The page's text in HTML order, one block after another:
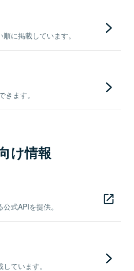
に掲載しています。
ます。
け情報
式APIを提供。
ています。